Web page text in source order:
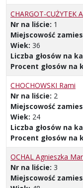
CHARGOT-CUŻYTEK
Nr na liście: 1
Miejscowość
Wiek: 36
Liczba głosów na
Procent głosów na
CHOCHOWSKI Rami
Nr na liście: 2
Miejscowość
Wiek: 24
Liczba głosów na
Procent głosów na
OCHAL Agnieszka
Nr na liście: 3
Miejscowość